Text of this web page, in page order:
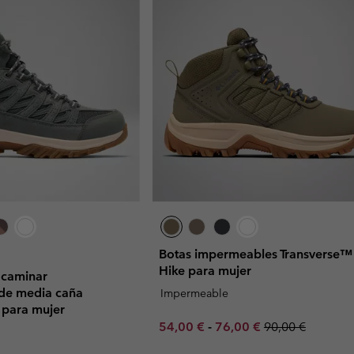
media caña
mujer
Botas impermeables Transverse™
Hike para mujer
Impermeable
Minimum sale price:
54,00 € - Maximum sale price:
76,00 € Regular price:
90,00 €